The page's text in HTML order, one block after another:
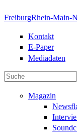
FreiburgRhein-Main-
Kontakt
E-Paper
Mediadaten
Magazin